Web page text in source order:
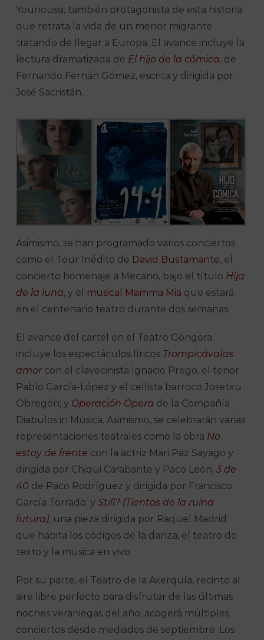
Younoussi, también protagonista de esta historia
que retrata la vida de un menor migrante
tratando de llegar a Europa. El avance incluye la
lectura dramatizada de El hijo de la cómica, de
Fernando Fernán Gómez, escrita y dirigida por
José Sacristán.
Asimismo, se han programado varios conciertos
como el Tour Inédito de David Bustamante, el
concierto homenaje a Mecano, bajo el título Hija
de la luna, y el musical Mamma Mia que estará
en el centenario teatro durante dos semanas.
El avance del cartel en el Teatro Góngora
incluye los espectáculos líricos Trompicávalas
amorcon el clavecinista Ignacio Prego, el tenor
Pablo García-López y el cellista barroco Josetxu
Obregón; y Operación Ópera de la Compañía
Diabulos in Música. Asimismo, se celebrarán varias
representaciones teatrales como la obra No
estoy de frente con la actriz Mari Paz Sayago y
dirigida por Chiqui Carabante y Paco León;3 de
40 de Paco Rodríguez y dirigida por Francisco
García Torrado; yStill? (Tientos de la ruina
futura), una pieza dirigida por Raquel Madrid
que habita los códigos de la danza, el teatro de
texto y la música en vivo.
Por su parte, el Teatro de la Axerquía, recinto al
aire libre perfecto para disfrutar de las últimas
noches veraniegas del año, acogerá múltiples
conciertos desde mediados de septiembre. Los